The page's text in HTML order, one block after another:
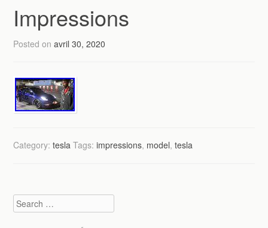
Impressions
Posted onavril 30, 2020
Category:tesla Tags:impressions, model,tesla
Search